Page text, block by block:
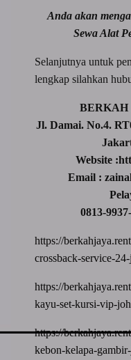
Anda akan
Sewa Alat
Selanjutnya untuk
lengkap silahkan
BERKAH
Jl. Damai. No.4.
Website
Email :
0813-
https://
crossback-service-
https://
kayu-set-kursi-vip-
https://
kebon-kelapa-